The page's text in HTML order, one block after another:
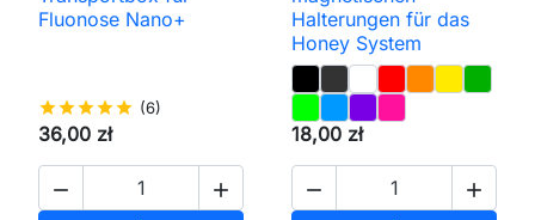
Fluonose Nano+
starstarstarstarstar (6)
36,00 zł
 
Halterungen für das
Honey System
18,00 zł
 